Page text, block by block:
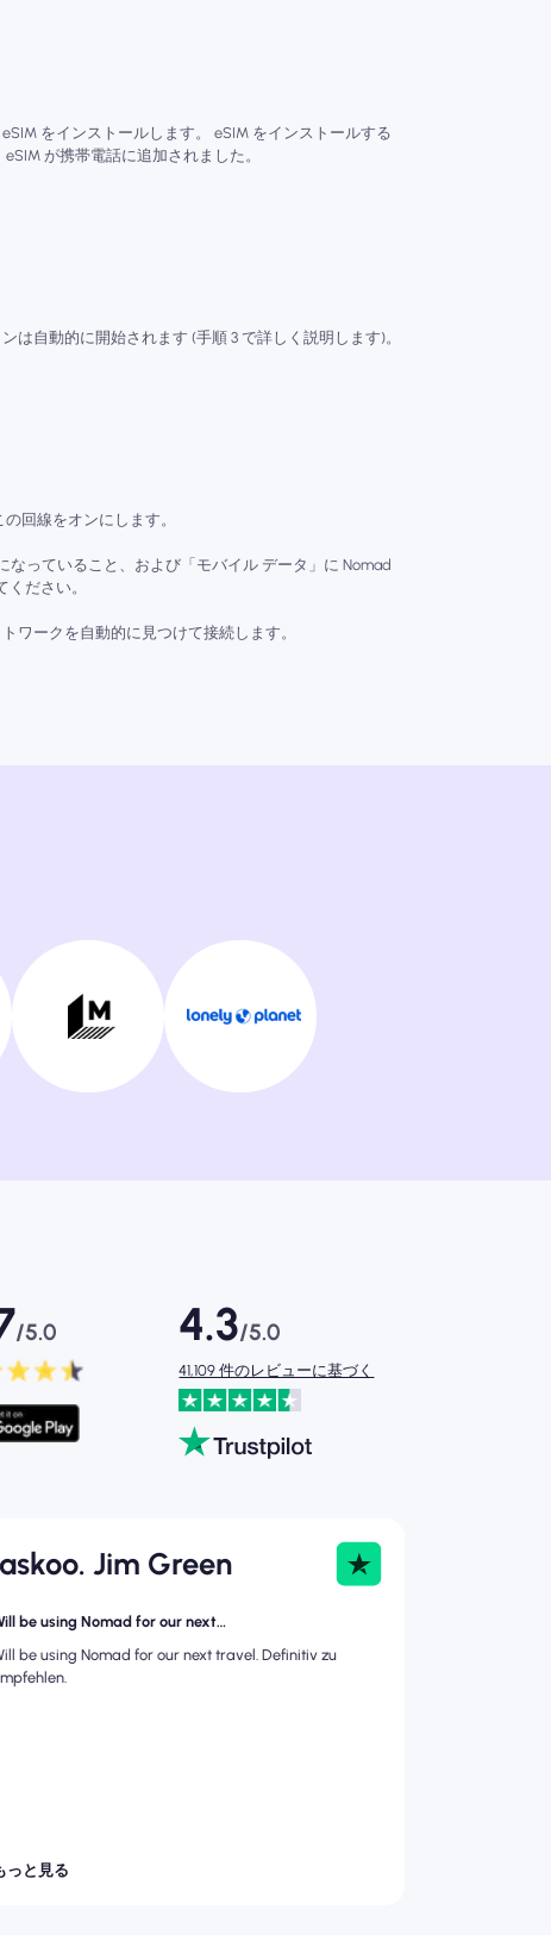
をインストールします。 eSIM をインストールする
が携帯電話に追加されました。
は自動的に開始されます (手順 3 で詳しく説明します)。
回線をオンにします。
なっていること、および「モバイル データ」に Nomad
ださい。
ワークを自動的に見つけて接続します。
/5.0 4.3/5.0
41,109 件のレビューに基づく
Jim Green
be using Nomad for our next…
be using Nomad for our next travel. Definitiv zu
っと見る